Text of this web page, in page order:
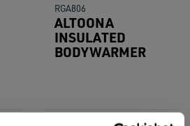
RGA806
ALTOONA
INSULATED
BODYWARMER